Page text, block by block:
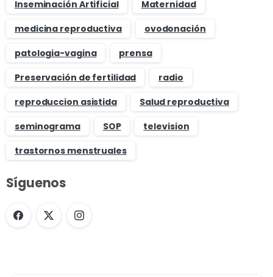
Inseminación Artificial
Maternidad
medicina reproductiva
ovodonación
patologia-vagina
prensa
Preservación de fertilidad
radio
reproduccion asistida
Salud reproductiva
seminograma
SOP
television
trastornos menstruales
Síguenos